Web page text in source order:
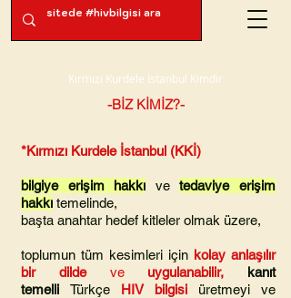
Kırmızı Kurdele İstanbul Kimdir
-BİZ KİMİZ?-
*Kırmızı Kurdele İstanbul (KKİ)
bilgiye erişim hakkı vetedaviye erişim
hakkı temelinde,
başta anahtar hedef kitleler olmak üzere,
toplumun tüm kesimleri için kolay anlaşılır
bir dildeveuygulanabilir, kanıt
temelli Türkçe HIV bilgisi üretmeyi ve